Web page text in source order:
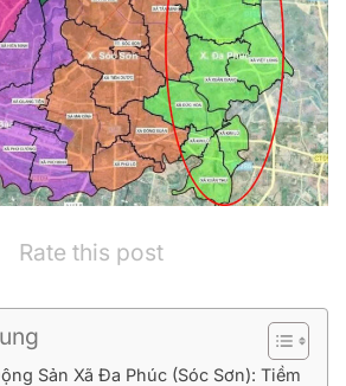
Rate this post
Sản Xã Đa Phúc (Sóc Sơn): Tiềm